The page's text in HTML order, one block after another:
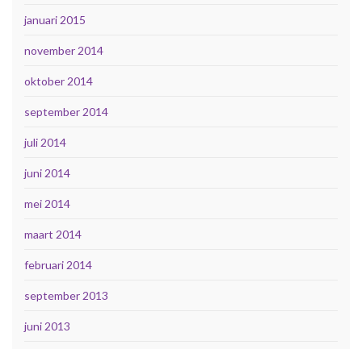
januari 2015
november 2014
oktober 2014
september 2014
juli 2014
juni 2014
mei 2014
maart 2014
februari 2014
september 2013
juni 2013